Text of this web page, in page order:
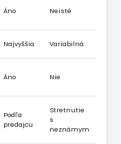
Áno Neisté
Najvyššia Variabilná
Áno Nie
Podľa
predajcu
Stretnutie
s
neznámym